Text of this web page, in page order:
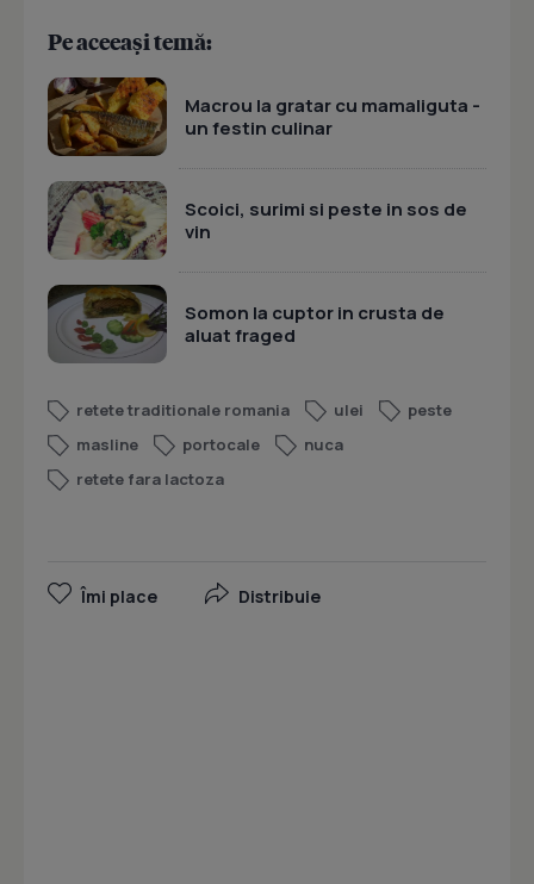
Pe aceeași temă:
Macrou la gratar cu mamaliguta -
un festin culinar
Scoici, surimi si peste in sos de
vin
Somon la cuptor in crusta de
aluat fraged
retete traditionale romania ulei
peste
masline
portocale
nuca
retete fara lactoza
Îmi place Distribuie